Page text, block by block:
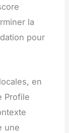
la
pour
en
Profile
une